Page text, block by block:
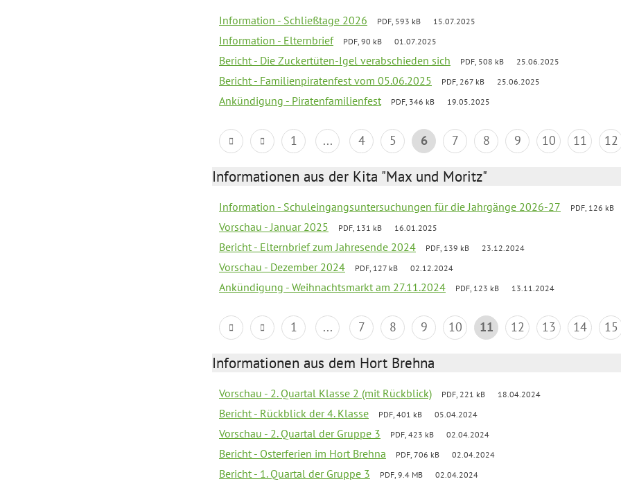
Information - Schließtage 2026 PDF, 593 kB 15.07.2025
Information - Elternbrief PDF, 90 kB 01.07.2025
Bericht - Die Zuckertüten-Igel verabschieden sich PDF, 508 kB 25.06.2025
Bericht - Familienpiratenfest vom 05.06.2025 PDF, 267 kB 25.06.2025
Ankündigung - Piratenfamilienfest PDF, 346 kB 19.05.2025
1 ... 4 5 6 7 8 9 10 11 12
Informationen aus der Kita "Max und Moritz"
Information - Schuleingangsuntersuchungen für die Jahrgänge 2026-27 PDF, 126 kB
Vorschau - Januar 2025 PDF, 131 kB 16.01.2025
Bericht - Elternbrief zum Jahresende 2024 PDF, 139 kB 23.12.2024
Vorschau - Dezember 2024 PDF, 127 kB 02.12.2024
Ankündigung - Weihnachtsmarkt am 27.11.2024 PDF, 123 kB 13.11.2024
1 ... 7 8 9 10 11 12 13 14 15
Informationen aus dem Hort Brehna
Vorschau - 2. Quartal Klasse 2 (mit Rückblick) PDF, 221 kB 18.04.2024
Bericht - Rückblick der 4. Klasse PDF, 401 kB 05.04.2024
Vorschau - 2. Quartal der Gruppe 3 PDF, 423 kB 02.04.2024
Bericht - Osterferien im Hort Brehna PDF, 706 kB 02.04.2024
Bericht - 1. Quartal der Gruppe 3 PDF, 9.4 MB 02.04.2024